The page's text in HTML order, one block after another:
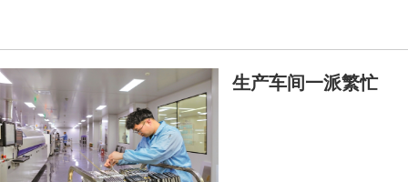
生产车间一派繁忙